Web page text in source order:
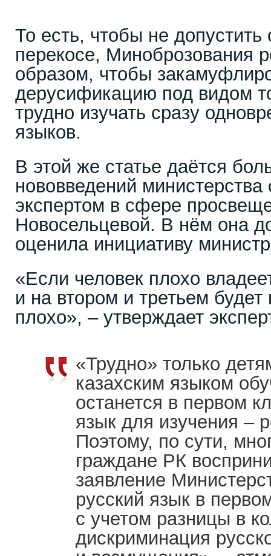
То есть, чтобы не допустить
перекосе, Миноброзования
образом, чтобы
дерусификацию под видом
трудно изучать сразу
языков.
В этой же статье даётся
нововведений
экспертом в сфере
Новосельцевой. В нём она
оценила инициативу
«Если человек плохо
и на втором и третьем будет
плохо», – утверждает
«Трудно» только
казахским языком
останется в первом
язык для изучения –
Поэтому, по сути,
граждане РК
заявление
русский язык в
с учетом разницы в
дискриминация